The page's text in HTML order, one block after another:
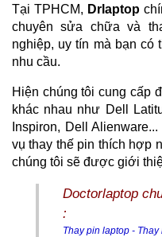
Tại TPHCM, Drlaptop
chuyên sửa chữa và
nghiệp, uy tín mà bạn có
nhu cầu.
Hiện chúng tôi cung cấp
khác nhau như Dell
Inspiron, Dell
vụ thay thế pin thích hợp
chúng tôi sẽ được giới
Doctorlaptop
:
Thay pin laptop - Thay